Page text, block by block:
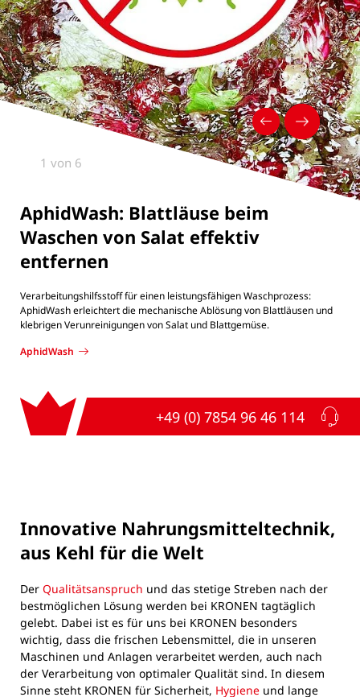
AphidWash: Blattläuse beim
entfernen
AphidWash erleichtert die mechanische Ablösung von Blattläusen und
AphidWash
Schneidetechnik aus neuer
Perspektive
Bandschneidemaschine GS 10-2 und ermöglicht einen detaillierten
Blick auf Produktführung, Niederhaltertechnik und Schneideprozess.
2 von 6
+49 (0) 7854 96 46 114
aus Kehl für die Welt
bestmöglichen Lösung werden bei KRONEN tagtäglich
gelebt. Dabei ist es für uns bei KRONEN besonders
wichtig, dass die frischen Lebensmittel, die in unseren
Maschinen und Anlagen verarbeitet werden, auch nach
der Verarbeitung von optimaler Qualität sind. In diesem
Sinne steht KRONEN für Sicherheit,Hygieneund lange
Haltbarkeit von frischen Lebensmitteln.